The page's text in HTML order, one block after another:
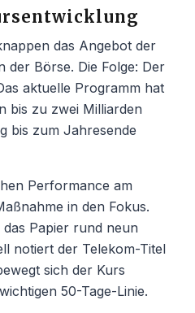
das Angebot der
der Börse. Die Folge: Der
aktuelle Programm hat
bis zu zwei Milliarden
bis zum Jahresende
Performance am
in den Fokus.
Papier rund neun
notiert der Telekom-Titel
sich der Kurs
50-Tage-Linie.